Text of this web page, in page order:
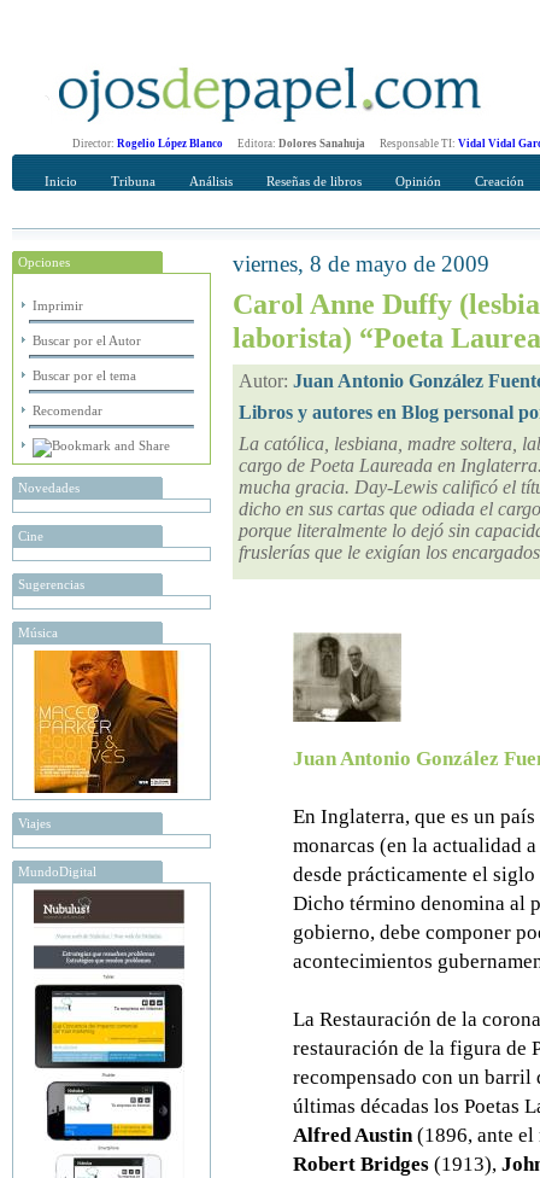
Director: Rogelio López Blanco Editora: Dolores Sanahuja Responsable TI: Vidal Vidal
Inicio Tribuna Análisis Reseñas de libros Opinión Creación
Opciones
Imprimir
Buscar por el Autor
Buscar por el tema
Recomendar
Novedades
Cine
Sugerencias
Música
Viajes
MundoDigital
Recomendar
viernes, 8 de mayo de 2009
Carol Anne Duffy
laborista) “Poeta
Autor: Juan Antonio González
Libros y autores en Blog personal
La católica, lesbiana, madre soltera,
cargo de Poeta Laureada en
mucha gracia. Day-Lewis calificó el
dicho en sus cartas que odiada el
porque literalmente lo dejó sin
fruslerías que le exigían los
Juan Antonio González
En Inglaterra, que es un
monarcas (en la actualidad
desde prácticamente el
Dicho término denomina al
gobierno, debe componer
acontecimientos
La Restauración de la
restauración de la figura de
recompensado con un barril
últimas décadas los Poetas
Alfred Austin(1896, ante el
Robert Bridges (1913),